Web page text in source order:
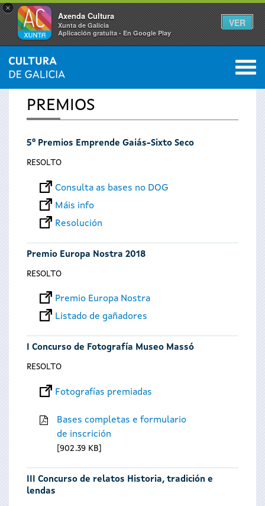
×
Axenda Cultura
Xunta de Galicia
Aplicación gratuíta - En Google Play
VER
Vostede
está
aquí
INICIO 0
PREMIOS
5º Premios Emprende Gaiás-Sixto Seco
RESOLTO
Consulta as bases no DOG
Máis info
Resolución
Premio Europa Nostra 2018
RESOLTO
Premio Europa Nostra
Listado de gañadores
I Concurso de Fotografía Museo Massó
RESOLTO
Fotografías premiadas
Bases completas e formulario
de inscrición
902.39 KB
III Concurso de relatos Historia, tradición e
lendas